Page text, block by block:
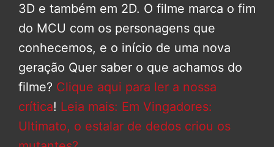
3D e também em 2D. O filme marca o fim
do MCU com os personagens que
conhecemos, e o início de uma nova
geração Quer saber o que achamos do
filme? Clique aqui para ler a nossa
crítica! Leia mais: Em Vingadores:
Ultimato, o estalar de dedos criou os